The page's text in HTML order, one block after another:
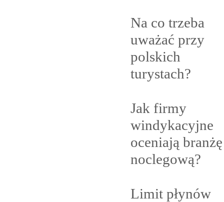
Na co trzeba
uważać przy
polskich
turystach?
Jak firmy
windykacyjne
oceniają branżę
noclegową?
Limit płynów